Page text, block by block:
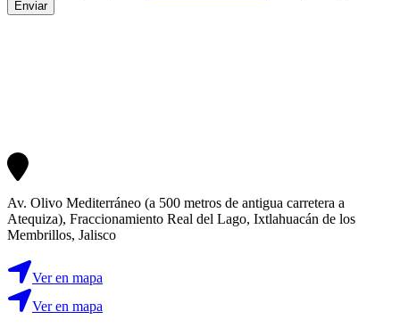
Av. Olivo Mediterráneo (a 500 metros de antigua carretera a
Atequiza), Fraccionamiento Real del Lago, Ixtlahuacán de los
Membrillos, Jalisco
Ver en mapa
Ver en mapa